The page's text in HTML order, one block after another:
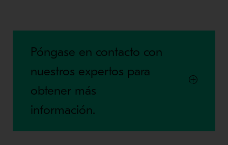
Póngase en contacto con
nuestros expertos para
obtener más
información.